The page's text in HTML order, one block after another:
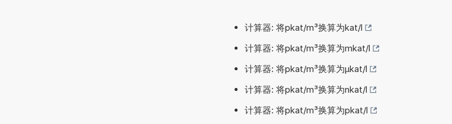
计算器: 将pkat/m³换算为kat/l
计算器: 将pkat/m³换算为mkat/l
计算器: 将pkat/m³换算为µkat/l
计算器: 将pkat/m³换算为nkat/l
计算器: 将pkat/m³换算为pkat/l